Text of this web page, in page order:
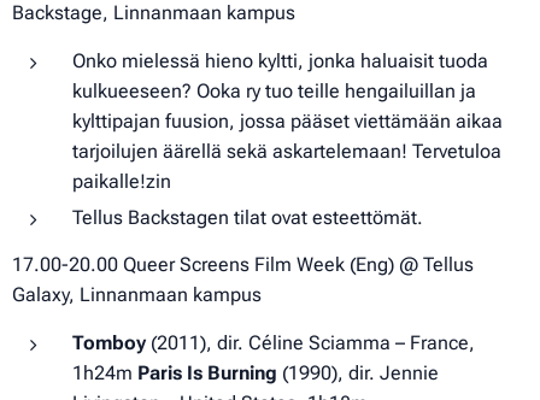
Backstage, Linnanmaan kampus
Onko mielessä hieno kyltti, jonka haluaisit tuoda
kulkueeseen? Ooka ry tuo teille hengailuillan ja
kylttipajan fuusion, jossa pääset viettämään aikaa
tarjoilujen äärellä sekä askartelemaan! Tervetuloa
paikalle!zin
Tellus Backstagen tilat ovat esteettömät.
17.00-20.00 Queer Screens Film Week (Eng) @ Tellus
Galaxy, Linnanmaan kampus
Tomboy (2011), dir. Céline Sciamma – France,
1h24m Paris Is Burning (1990), dir. Jennie